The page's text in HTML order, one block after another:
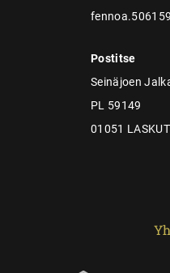
Postitse
Seinäjoen
PL 59149
01051 LASKUT